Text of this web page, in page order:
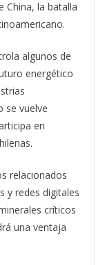
China, la batalla
algunos de
energético
se vuelve
en
relacionados
y redes digitales
críticos
una ventaja